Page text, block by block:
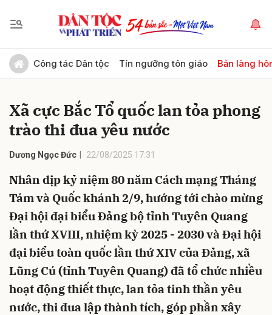
Công tác Dân tộc Tín ngưỡng tôn giáo Bản làng
Xã cực Bắc Tổ quốc lan tỏa phong
trào thi đua yêu nước
Dương Ngọc Đức 22/08/2025 17:31
Nhân dịp kỷ niệm 80 năm Cách mạng Tháng
Tám và Quốc khánh 2/9, hướng tới chào mừng
Đại hội đại biểu Đảng bộ tỉnh Tuyên Quang
lần thứ XVIII, nhiệm kỳ 2025 - 2030 và Đại hội
đại biểu toàn quốc lần thứ XIV của Đảng, xã
Lũng Cú (tỉnh Tuyên Quang) đã tổ chức nhiều
hoạt động thiết thực, lan tỏa tinh thần yêu
nước, thi đua lập thành tích, góp phần xây
Gửi bình luận
Hủy Gửi